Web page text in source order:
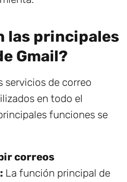
las principales
Gmail?
servicios de correo
en todo el
funciones se
correos
La función principal de